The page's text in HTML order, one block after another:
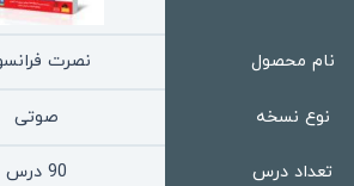
نام محصول نصرت
نوع نسخه صوتی
تعداد درس 90 درس